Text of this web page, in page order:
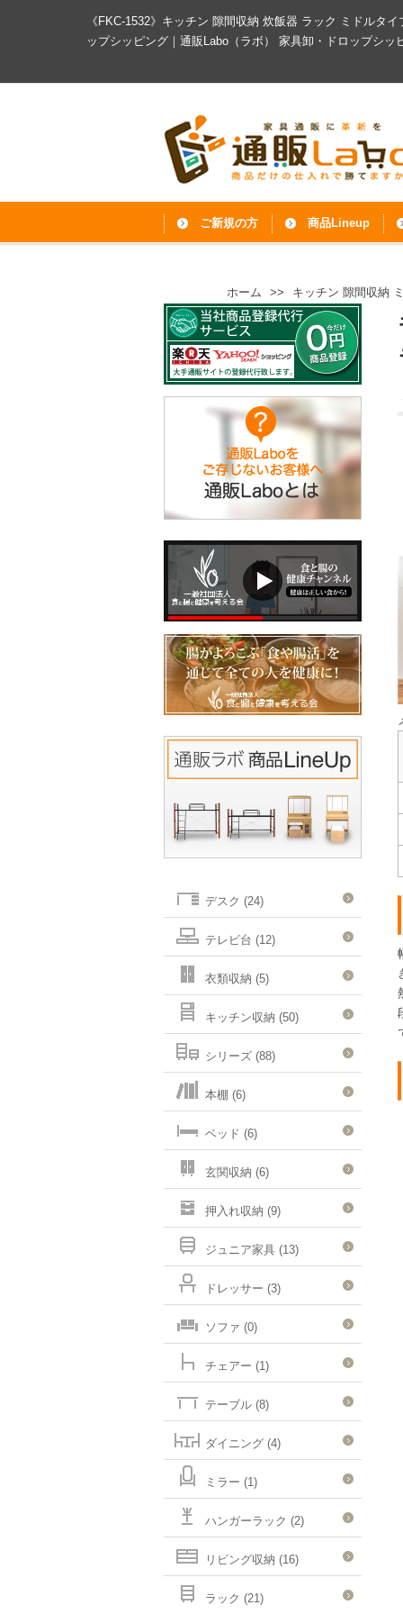
《FKC-1532》キッチン 隙間収納 炊飯器 ラック ミドルタ
ップシッピング｜通販Labo（ラボ） 家具卸・ドロップシッ
ご新規の方 商品Lineup
ホーム >> キッチン 隙間収納
デスク (24)
テレビ台 (12)
衣類収納 (5)
キッチン収納 (50)
シリーズ (88)
本棚 (6)
ベッド (6)
玄関収納 (6)
押入れ収納 (9)
ジュニア家具 (13)
ドレッサー (3)
ソファ (0)
チェアー (1)
テーブル (8)
ダイニング (4)
ミラー (1)
ハンガーラック (2)
リビング収納 (16)
ラック (21)